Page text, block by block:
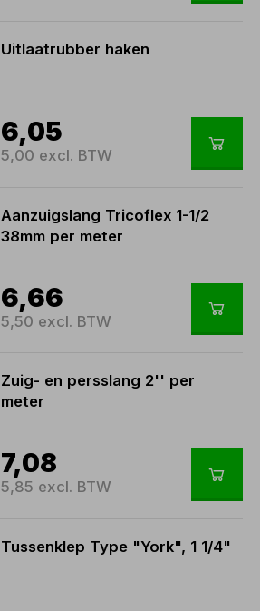
Uitlaatrubber haken
6,05
5,00 excl. BTW
Aanzuigslang Tricoflex 1-1/2
38mm per meter
6,66
5,50 excl. BTW
Zuig- en persslang 2'' per
meter
7,08
5,85 excl. BTW
Tussenklep Type "York", 1 1/4"